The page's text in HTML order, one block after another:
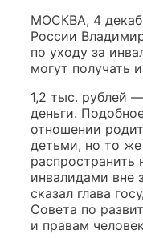
МОСКВА, 4
России
по уходу за
могут получать
1,2 тыс. рублей
деньги.
отношении
детьми, но то
распространить
инвалидами вне
сказал глава
Совета по
и правам